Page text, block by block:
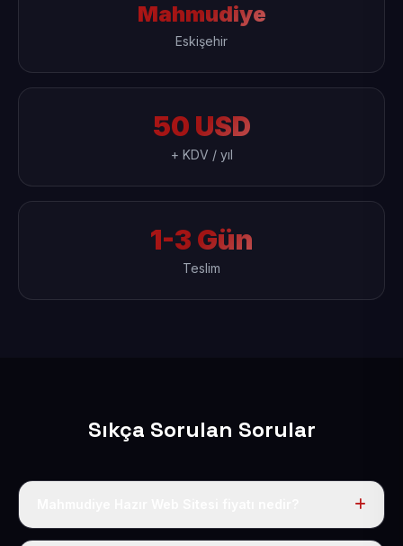
Mahmudiye
Eskişehir
50 USD
+ KDV / yıl
1-3 Gün
Teslim
Sıkça Sorulan Sorular
Tek fiyat uygulanır: yıllık 50 USD + KDV. Bu bedele alan